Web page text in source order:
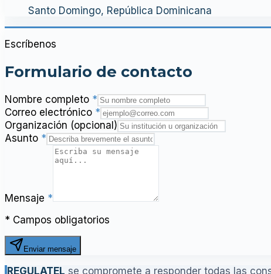
Santo Domingo, República Dominicana
Escríbenos
Formulario de contacto
Nombre completo *
Correo electrónico *
Organización (opcional)
Asunto *
Mensaje *
* Campos obligatorios
Enviar mensaje
REGULATEL se compromete a responder todas las